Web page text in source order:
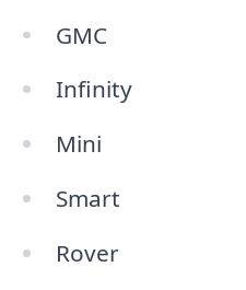
GMC
Infinity
Mini
Smart
Rover